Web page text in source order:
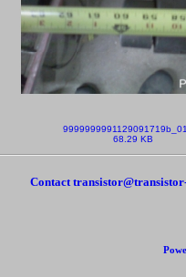
68.29 KB
Contact